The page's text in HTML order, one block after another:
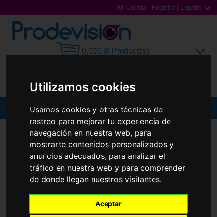
Utilizamos cookies
Usamos cookies y otras técnicas de
rastreo para mejorar tu experiencia de
navegación en nuestra web, para
mostrarte contenidos personalizados y
anuncios adecuados, para analizar el
tráfico en nuestra web y para comprender
de donde llegan nuestros visitantes.
Aceptar
Mi Cuenta Registro Español
0,00€ (0 Productos)
Gafas de Sol
Gafas Graduadas
Gafas Deportivas
Lentillas
GAFAS DE SOL PRADA PR A14S